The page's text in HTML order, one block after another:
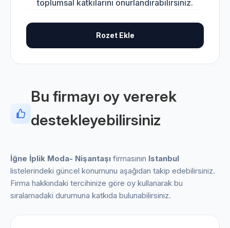
toplumsal katkılarını onurlandırabilirsiniz.
Rozet Ekle
Bu firmayı oy vererek
destekleyebilirsiniz
İğne İplik Moda- Nişantaşı firmasının Istanbul
listelerindeki güncel konumunu aşağıdan takip edebilirsiniz.
Firma hakkındaki tercihinize göre oy kullanarak bu
sıralamadaki durumuna katkıda bulunabilirsiniz.